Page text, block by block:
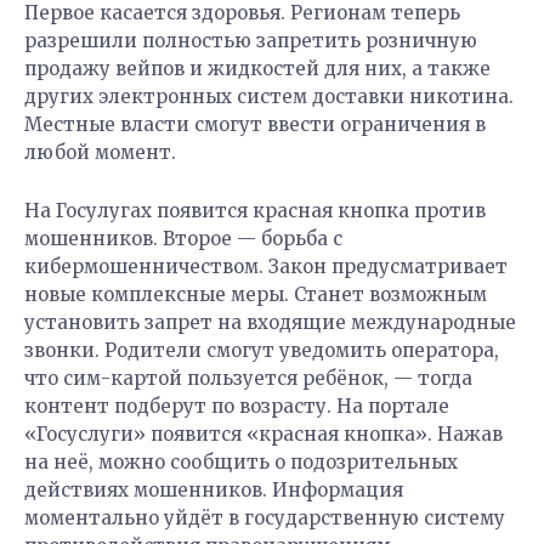
Первое касается здоровья. Регионам теперь
разрешили полностью запретить розничную
продажу вейпов и жидкостей для них, а также
других электронных систем доставки никотина.
Местные власти смогут ввести ограничения в
любой момент.
На Госулугах появится красная кнопка против
мошенников. Второе — борьба с
кибермошенничеством. Закон предусматривает
новые комплексные меры. Станет возможным
установить запрет на входящие международные
звонки. Родители смогут уведомить оператора,
что сим-картой пользуется ребёнок, — тогда
контент подберут по возрасту. На портале
«Госуслуги» появится «красная кнопка». Нажав
на неё, можно сообщить о подозрительных
действиях мошенников. Информация
моментально уйдёт в государственную систему